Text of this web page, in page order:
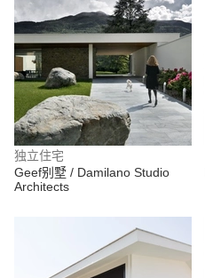
独立住宅
Geef别墅 / Damilano Studio
Architects